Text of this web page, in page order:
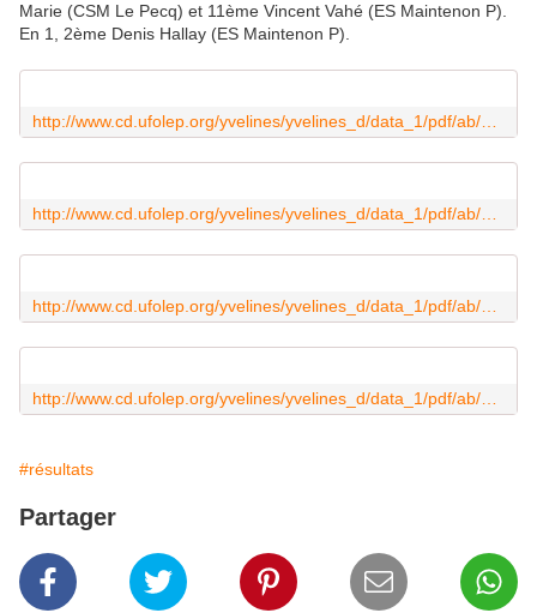
Marie (CSM Le Pecq) et 11ème Vincent Vahé (ES Maintenon P).
En 1, 2ème Denis Hallay (ES Maintenon P).
#résultats
Partager